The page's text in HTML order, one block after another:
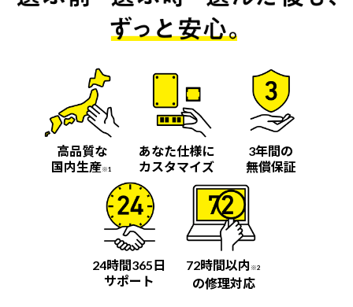
高品質な
国内生産※1
あなた仕様に
カスタマイズ
3年間の
無償保証
24時間365日
サポート
72時間以内 ※2
の修理対応